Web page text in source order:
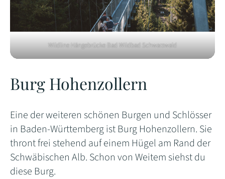
Wildline Hängebrücke Bad Wildbad Schwarzwald
Burg Hohenzollern
Eine der weiteren schönen Burgen und Schlösser
in Baden-Württemberg ist Burg Hohenzollern. Sie
thront frei stehend auf einem Hügel am Rand der
Schwäbischen Alb. Schon von Weitem siehst du
diese Burg.